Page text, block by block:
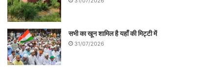
tamannafaridi@gmail.com
सभी का खून शामिल है यहाँ की मिट्टी में
31/07/2026